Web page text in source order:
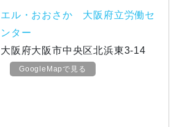
エル・おおさか 大阪府立労働セ
ンター
大阪府大阪市中央区北浜東3-14
GoogleMapで見る